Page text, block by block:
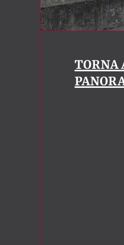
TORNA